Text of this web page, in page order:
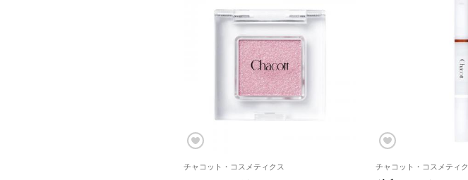
チャコット・コスメティクス チャコット・コスメティ